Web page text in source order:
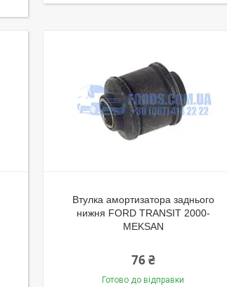
Втулка амортизатора заднього
нижня FORD TRANSIT 2000-
MEKSAN
76 ₴
Готово до відправки